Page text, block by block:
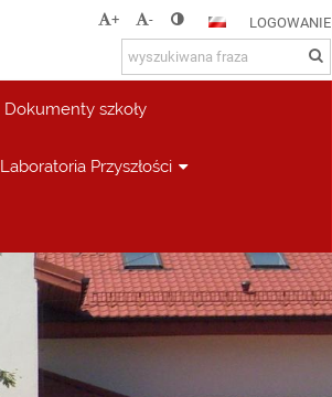
+ - LOGOWANIE
Dokumenty szkoły
Laboratoria Przyszłości